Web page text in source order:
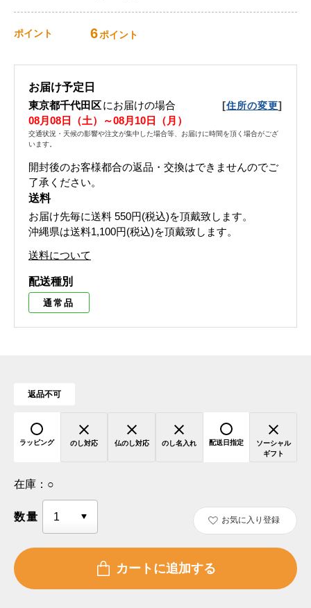
ポイント 6ポイント
お届け予定日
東京都千代田区にお届けの場合 [住所の変更]
08月08日（土）～08月10日（月）
交通状況・天候の影響や注文が集中した場合等、お届けに時間を頂く場合がござ
います。
開封後のお客様都合の返品・交換はできませんのでご
了承ください。
送料
お届け先毎に送料 550円(税込)を頂戴致します。
沖縄県は送料1,100円(税込)を頂戴致します。
送料について
配送種別
通常品
返品不可
ラッピング のし対応 仏のし対応 のし名入れ 配送日指定
ソーシャル
ギフト
在庫： ○
数量 お気に入り登録